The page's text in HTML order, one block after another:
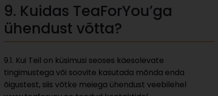
9. Kuidas TeaForYou’ga
ühendust võtta?
9.1. Kui Teil on küsimusi seoses käesolevate
tingimustega või soovite kasutada mõnda enda
õigustest, siis võtke meiega ühendust veebilehel